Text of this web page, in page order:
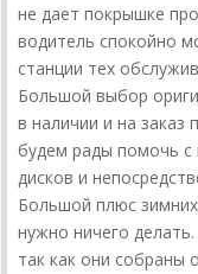
не дает покрышке
водитель спокойно
станции тех
Большой выбор
в наличии и на
будем рады помочь
дисков и
Большой плюс
нужно ничего
так как они собраны